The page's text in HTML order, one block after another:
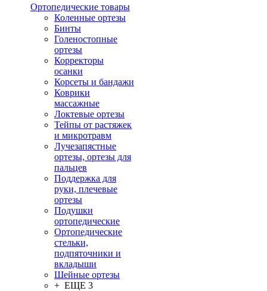
Ортопедические товары
Коленные ортезы
Бинты
Голеностопные
ортезы
Корректоры
осанки
Корсеты и бандажи
Коврики
массажные
Локтевые ортезы
Тейпы от растяжек
и микротравм
Лучезапястные
ортезы, ортезы для
пальцев
Поддержка для
руки, плечевые
ортезы
Подушки
ортопедические
Ортопедические
стельки,
подпяточники и
вкладыши
Шейные ортезы
+ ЕЩЕ 3